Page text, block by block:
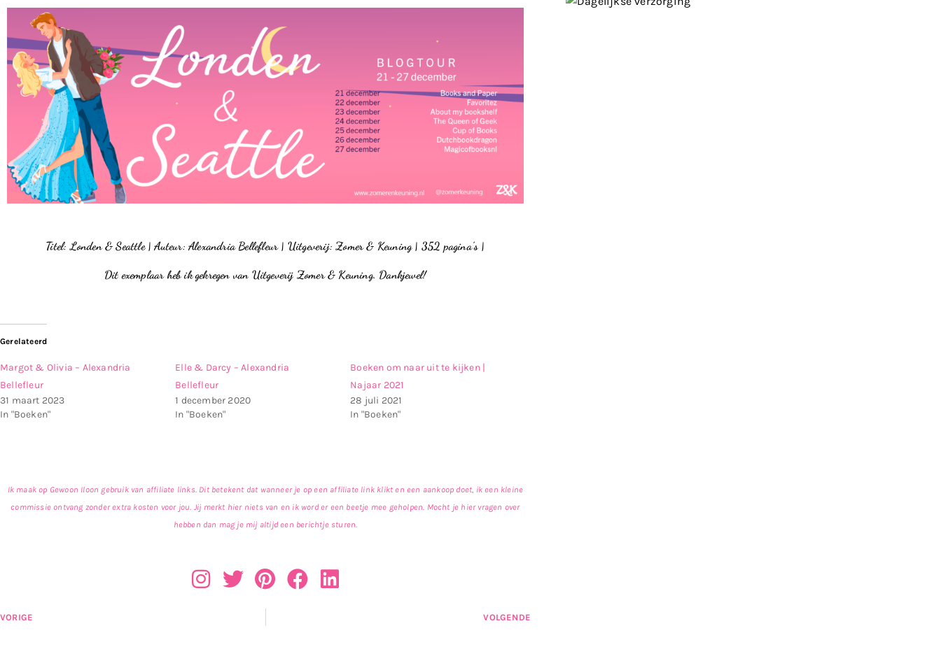
Titel: Londen & Seattle | Auteur: Alexandria Bellefleur | Uitgeverij: Zomer & Keuning | 352 pagina’s |
Dit exemplaar heb ik gekregen van Uitgeverij Zomer & Keuning. Dankjewel!
Gerelateerd
Margot & Olivia – Alexandria
Bellefleur
31 maart 2023
In "Boeken"
Elle & Darcy – Alexandria
Bellefleur
1 december 2020
In "Boeken"
Boeken om naar uit te kijken |
Najaar 2021
28 juli 2021
In "Boeken"
Ik maak op Gewoon Iloon gebruik van affiliate links. Dit betekent dat wanneer je op een affiliate link klikt en een aankoop doet, ik een kleine
commissie ontvang zonder extra kosten voor jou. Jij merkt hier niets van en ik word er een beetje mee geholpen. Mocht je hier vragen over
hebben dan mag je mij altijd een berichtje sturen.
VORIGE VOLGENDE